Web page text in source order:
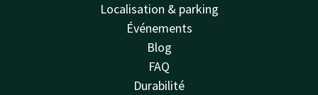
Localisation & parking
Événements
Blog
FAQ
Durabilité